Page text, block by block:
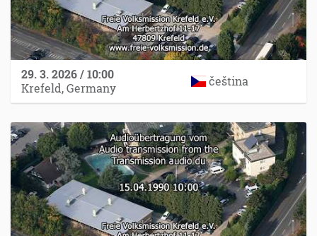
29. 3. 2026 / 10:00
Krefeld, Germany
čeština